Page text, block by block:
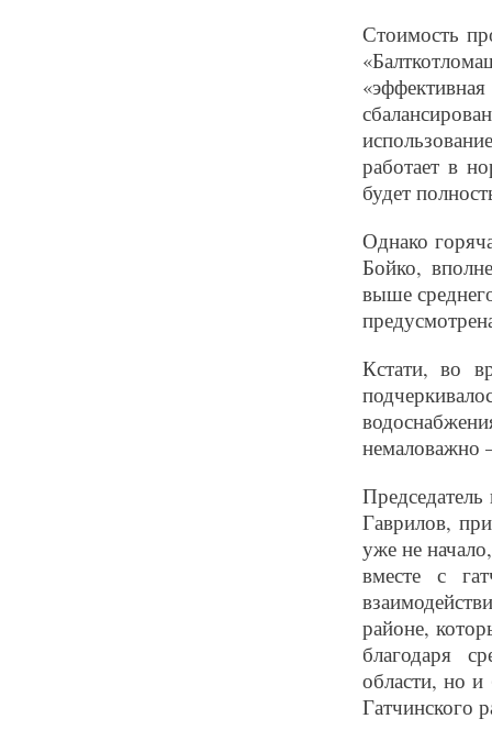
Стоимость
работает в
будет
Однако
Бойко,
выше
Кстати, во
немаловажно
Гаврилов,
уже не
вместе с
районе,
благодаря
области, но
Гатчинского